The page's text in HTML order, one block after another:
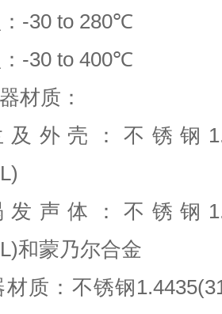
-30 to 280℃
-30 to 400℃
材质：
外壳：不锈钢
声体：不锈钢
和蒙乃尔合金
质：不锈钢